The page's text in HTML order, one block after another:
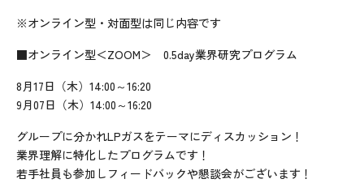
※オンライン型・対面型は同じ内容です
■オンライン型＜ZOOM＞ 0.5day業界研究プログラム
8月17日（木）14:00～16:20
9月07日（木）14:00～16:20
グループに分かれLPガスをテーマにディスカッション！
業界理解に特化したプログラムです！
若手社員も参加しフィードバックや懇談会がございます！